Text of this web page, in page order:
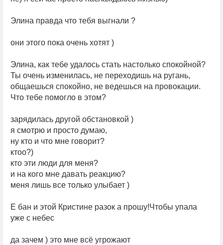
Элина правда что тебя выгнали ?
они этого пока очень хотят )
Элина, как тебе удалось стать настолько спокойной?
Ты очень изменилась, не переходишь на ругань,
общаешься спокойно, не ведешься на провокации.
Что тебе помогло в этом?
зарядилась другой обстановкой )
я смотрю и просто думаю,
ну кто и что мне говорит?
ктоо?)
кто эти люди для меня?
и на кого мне давать реакцию?
меня лишь все только улыбает )
Е бан и этой Кристине разок а прошу!Чтобы упала
уже с небес
да зачем ) это мне всё угрожают